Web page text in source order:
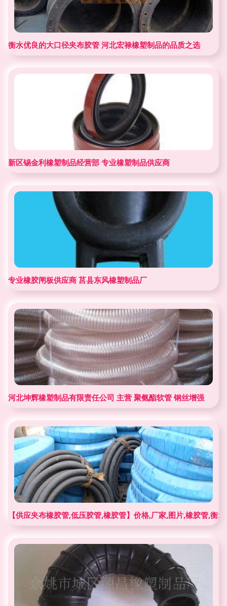
衡水优良的大口径夹布胶管 河北宏禄橡塑制品的品质之选
新区锡金利橡塑制品经营部 专业橡塑制品供应商
专业橡胶闸板供应商 莒县东风橡塑制品厂
河北坤辉橡塑制品有限责任公司 主营 聚氨酯软管 钢丝增强
【供应夹布橡胶管,低压胶管,橡胶管】价格,厂家,图片,橡胶管,衡